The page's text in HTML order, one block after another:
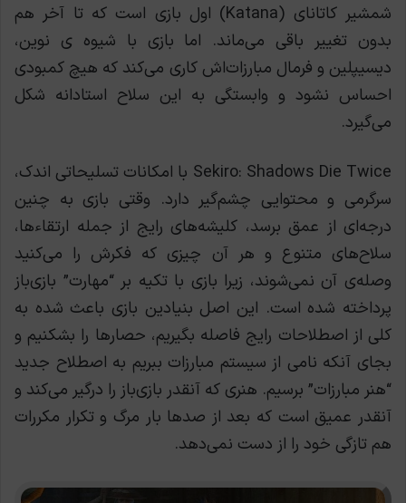
شمشیر کاتانای (Katana) اول بازی است که تا آخر هم
بدون تغییر باقی می‌ماند. اما بازی با شیوه ی نوین،
دیسیپلین و فرمال مبارزات‌اش کاری می‌کند که هیچ کمبودی
احساس نشود و وابستگی به این سلاح استادانه شکل
می‌گیرد.
Sekiro: Shadows Die Twice با امکانات تسلیحاتی اندک،
سرگرمی و محتوایی چشم‌گیر دارد. وقتی بازی به چنین
درجه‌ای از عمق برسد، کلیشه‌های رایج از جمله ارتقاء‌ها،
سلاح‌های متنوع و هر آن چیزی که فکرش را می‌کنید
وصله‌ی آن نمی‌شوند، زیرا بازی با تکیه بر “مهارت” بازی‌باز
پرداخته شده است. این اصل بنیادین بازی باعث شده به
کلی از اصطلاحات رایج فاصله بگیریم، حصارها را بشکنیم و
بجای آنکه نامی از سیستم مبارزات ببریم به اصطلاح جدید
“هنر مبارزات” برسیم. هنری که آنقدر بازی‌باز را درگیر می‌کند و
آنقدر عمیق است که بعد از صدها بار مرگ و تکرار مکررات
هم تازگی خود را از دست نمی‌دهد.